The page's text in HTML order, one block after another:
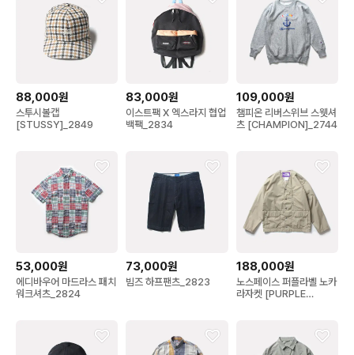
88,000원
스투시볼캡
[STUSSY]_2849
83,000원
이스트팩 X 엑스라지 협업
백팩_2834
109,000원
챔피온 리버스위브 스웻셔
츠 [CHAMPION]_2744
53,000원
에디바우어 마드라스 패치
워크셔츠_2824
73,000원
빔즈 하프팬츠_2823
188,000원
노스페이스 퍼플라벨 노카
라자켓 [PURPLE